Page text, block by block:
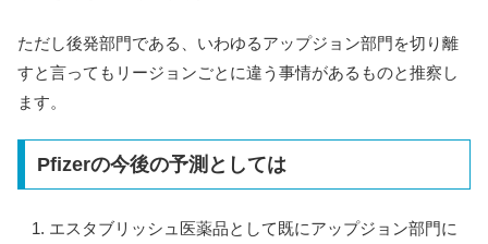
ただし後発部門である、いわゆるアップジョン部門を切り離
すと言ってもリージョンごとに違う事情があるものと推察し
ます。
Pfizerの今後の予測としては
エスタブリッシュ医薬品として既にアップジョン部門に